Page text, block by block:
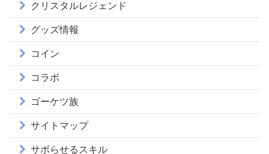
クリスタルレジェンド
グッズ情報
コイン
コラボ
ゴーケツ族
サイトマップ
サボらせるスキル